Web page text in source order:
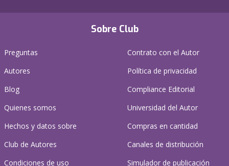
Sobre Club
Preguntas
Autores
Blog
Quienes somos
Hechos y datos sobre
Club de Autores
Condiciones de uso
Contrato con el Autor
Política de privacidad
Compliance Editorial
Universidad del Autor
Compras en cantidad
Canales de distribución
Simulador de publicación